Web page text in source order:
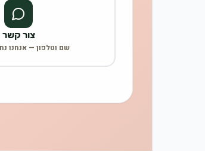
צור קשר
שם וטלפון — אנחנו